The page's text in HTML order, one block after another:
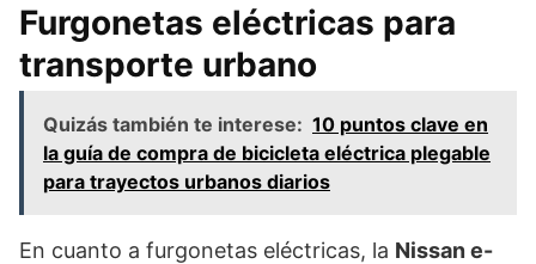
Furgonetas eléctricas para
transporte urbano
Quizás también te interese: 10 puntos clave en
la guía de compra de bicicleta eléctrica plegable
para trayectos urbanos diarios
En cuanto a furgonetas eléctricas, la Nissan e-